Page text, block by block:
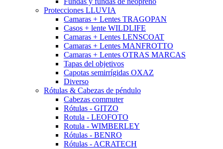
Protecciones LLUVIA
Camaras + Lentes TRAGOPAN
Casos + lente WILDLIFE
Camaras + Lentes LENSCOAT
Camaras + Lentes MANFROTTO
Camaras + Lentes OTRAS MARCAS
Tapas del objetivos
Capotas semirrígidas OXAZ
Diverso
Rótulas & Cabezas de péndulo
Cabezas commuter
Rótulas - GITZO
Rotula - LEOFOTO
Rotula - WIMBERLEY
Rótulas - BENRO
Rótulas - ACRATECH